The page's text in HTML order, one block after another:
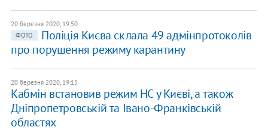
20 березня 2020, 19:50
ФОТО
Поліція Києва склала 49 адмінпротоколів
про порушення режиму карантину
20 березня 2020, 19:15
Кабмін встановив режим НС у Києві, а також
Дніпропетровській та Івано-Франківській
областях